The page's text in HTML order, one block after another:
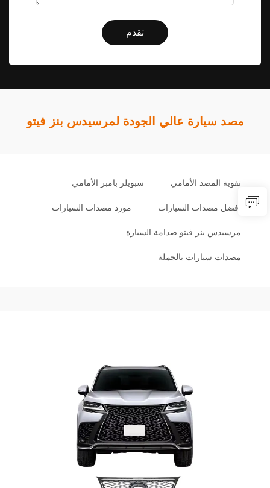
تقدم
مصد سيارة عالي الجودة لمرسيدس بنز فيتو
تقوية المصد الأمامي سبويلر بامبر الأمامي
أفضل مصدات السيارات مورد مصدات السيارات
مرسيدس بنز فيتو صدامة السيارة
مصدات سيارات بالجملة